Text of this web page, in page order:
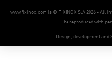
www.fixinox.com is © FIXINOX S.A 2026 - All
be reproduced with
Design, development and